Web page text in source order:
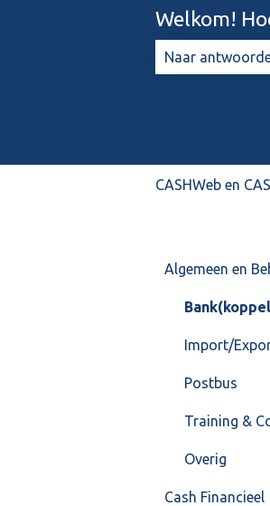
Welkom!
CASHWeb en
Algemeen en
Import/
Postbus
Training &
Overig
Cash Financieel